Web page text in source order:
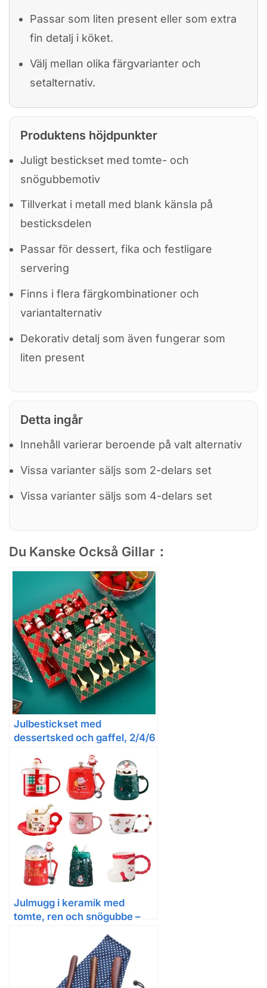
Passar som liten present eller som extra
fin detalj i köket.
Välj mellan olika färgvarianter och
setalternativ.
Produktens höjdpunkter
Juligt bestickset med tomte- och
snögubbemotiv
Tillverkat i metall med blank känsla på
besticksdelen
Passar för dessert, fika och festligare
servering
Finns i flera färgkombinationer och
variantalternativ
Dekorativ detalj som även fungerar som
liten present
Detta ingår
Innehåll varierar beroende på valt alternativ
Vissa varianter säljs som 2-delars set
Vissa varianter säljs som 4-delars set
Du Kanske Också Gillar：
Julbestickset med
dessertsked och gaffel, 2/4/6
Julmugg i keramik med
tomte, ren och snögubbe –